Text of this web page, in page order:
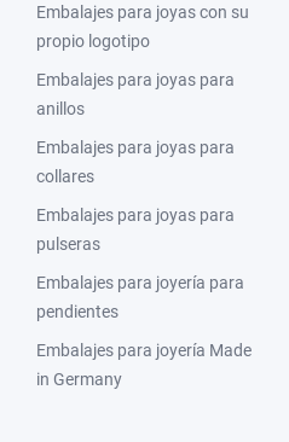
Embalajes para joyas con su
propio logotipo
Embalajes para joyas para
anillos
Embalajes para joyas para
collares
Embalajes para joyas para
pulseras
Embalajes para joyería para
pendientes
Embalajes para joyería Made
in Germany